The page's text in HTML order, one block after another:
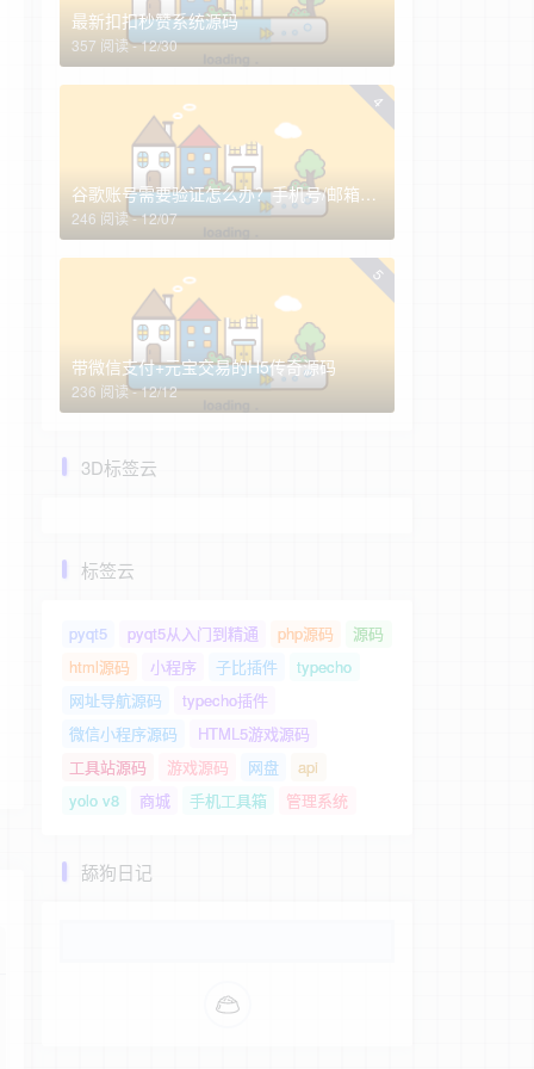
最新扣扣秒赞系统源码
357 阅读 - 12/30
4
谷歌账号需要验证怎么办？手机号/邮箱全换了怎么找回谷歌账号？
246 阅读 - 12/07
5
带微信支付+元宝交易的H5传奇源码
236 阅读 - 12/12
3D标签云
标签云
pyqt5 pyqt5从入门到精通 php源码
源码
html源码
小程序 子比插件
typecho
网址导航源码
typecho插件
微信小程序源码
HTML5游戏源码
工具站源码
游戏源码 网盘
api
yolo v8
商城 手机工具箱 管理系统
舔狗日记